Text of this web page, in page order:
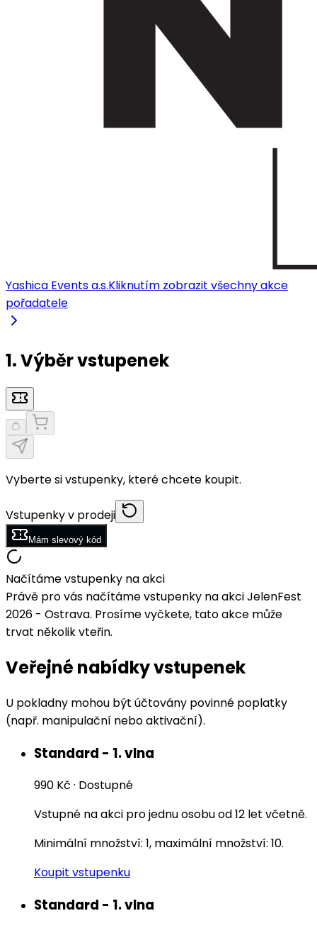
Yashica Events a.s.Kliknutím zobrazit všechny akce
pořadatele
1. Výběr vstupenek
Vyberte si vstupenky, které chcete koupit.
Vstupenky v prodeji
Mám slevový kód
Načítáme vstupenky na akci
Právě pro vás načítáme vstupenky na akci JelenFest
2026 - Ostrava. Prosíme vyčkete, tato akce může
trvat několik vteřin.
Veřejné nabídky vstupenek
U pokladny mohou být účtovány povinné poplatky
(např. manipulační nebo aktivační).
Standard - 1. vlna
990 Kč · Dostupné
Vstupné na akci pro jednu osobu od 12 let včetně.
Minimální množství: 1, maximální množství: 10.
Koupit vstupenku
Standard - 1. vlna